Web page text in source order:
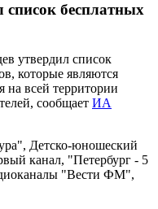
бесплатных
утвердил список
которые являются
на всей территории
сообщает ИА
Детско-юношеский
канал, "Петербург - 5
"Вести ФМ",